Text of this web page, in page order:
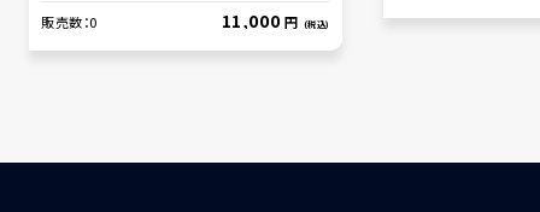
販売数：0 11,000 円 (税込)